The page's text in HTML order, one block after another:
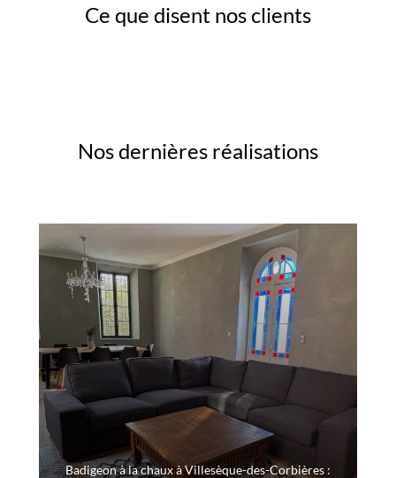
Ce que disent nos clients
Nos dernières réalisations
Badigeon à la chaux à Villesèque-des-Corbières :